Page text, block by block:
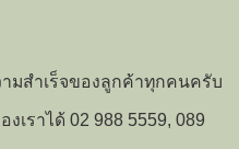
มสำเร็จของลูกค้าทุกคนครับ
เราได้ 02 988 5559, 089